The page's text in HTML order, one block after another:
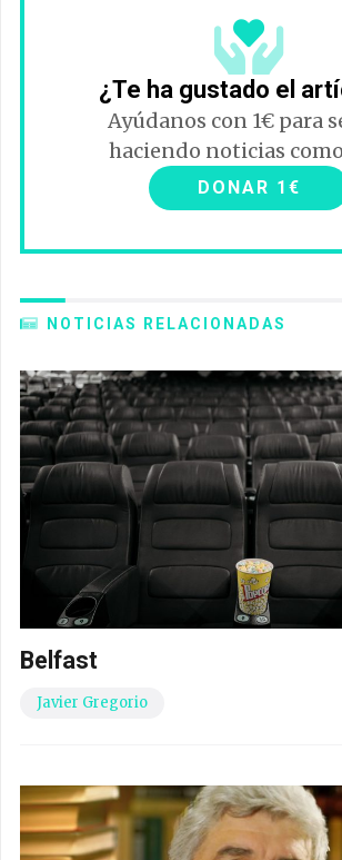
¿Te ha gustado el
Ayúdanos con 1€ para
haciendo noticias
DONAR 1€
NOTICIAS RELACIONADAS
Belfast
Javier Gregorio